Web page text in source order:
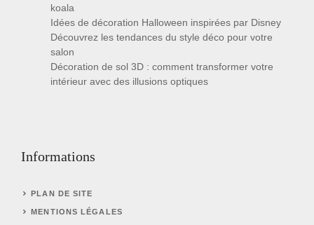
koala
Idées de décoration Halloween inspirées par Disney
Découvrez les tendances du style déco pour votre
salon
Décoration de sol 3D : comment transformer votre
intérieur avec des illusions optiques
Informations
PLAN DE SITE
MENTIONS LÉGALES